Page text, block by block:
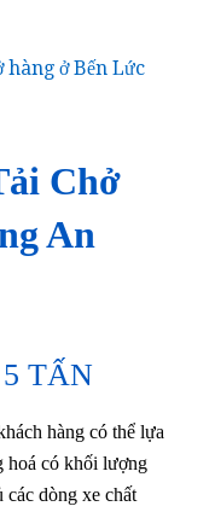
hàng ở Bến Lức
Chở
An
TẤN
hàng có thể lựa
hoá có khối lượng
các dòng xe chất